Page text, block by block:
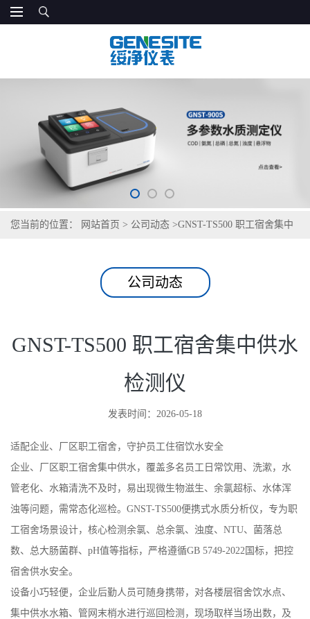
您当前的位置： 网站首页 > 公司动态 >GNST-TS500 职工宿舍集中
公司动态
GNST-TS500 职工宿舍集中供水
检测仪
发表时间：2026-05-18
适配企业、厂区职工宿舍，守护员工住宿饮水安全
企业、厂区职工宿舍集中供水，覆盖多名员工日常饮用、洗漱，水
管老化、水箱清洗不及时，易出现微生物滋生、余氯超标、水体浑
浊等问题，需常态化巡检。GNST-TS500便携式水质分析仪，专为职
工宿舍场景设计，核心检测余氯、总余氯、浊度、NTU、菌落总
数、总大肠菌群、pH值等指标，严格遵循GB 5749-2022国标，把控
宿舍供水安全。
设备小巧轻便，企业后勤人员可随身携带，对各楼层宿舍饮水点、
集中供水水箱、管网末梢水进行巡回检测，现场取样当场出数，及